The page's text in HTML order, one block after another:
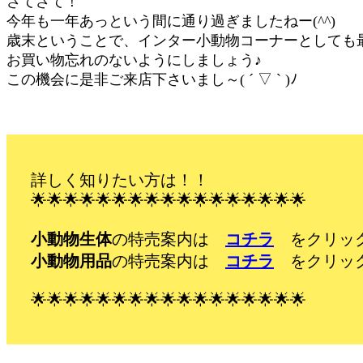
今年も一年あっという間に通り過ぎましたねー(^^)
歳末ということで、インター小動物コーナーとして
お買い物忘れのないようにしましょう♪
この機会に是非ご来店下さいまし～( ´ ▽ ` )ﾉ
詳しく知りたい方は！！
🌟🌟🌟🌟🌟🌟🌟🌟🌟🌟🌟🌟🌟🌟🌟🌟🌟
小動物生体の特売案内は コチラ をクリッ
小動物用品の特売案内は コチラ をクリッ
🌟🌟🌟🌟🌟🌟🌟🌟🌟🌟🌟🌟🌟🌟🌟🌟🌟